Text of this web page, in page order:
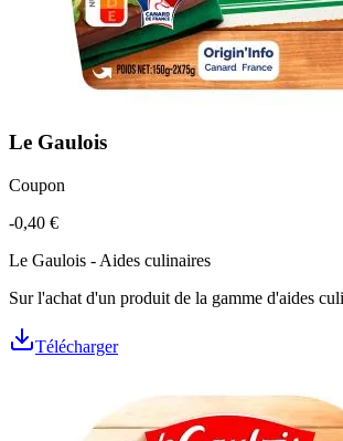
Le Gaulois
Coupon
-0,40 €
Le Gaulois - Aides culinaires
Sur l'achat d'un produit de la gamme d'aides
Télécharger